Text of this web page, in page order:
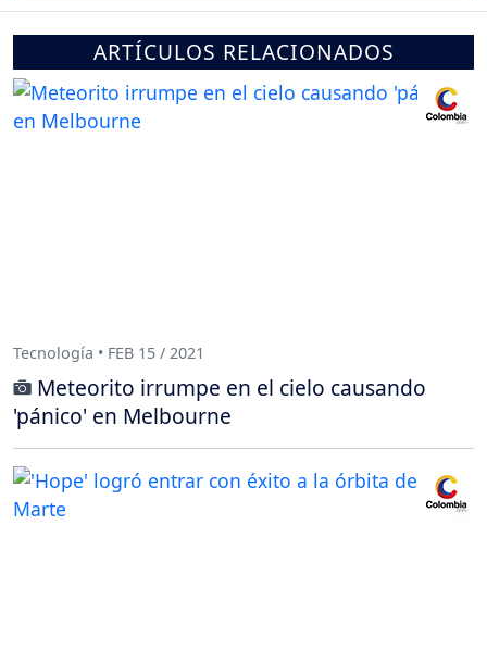
ARTÍCULOS RELACIONADOS
Tecnología • FEB 15 / 2021
Meteorito irrumpe en el cielo causando
'pánico' en Melbourne